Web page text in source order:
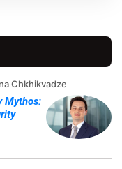
Chkhikvadze
Mythos: